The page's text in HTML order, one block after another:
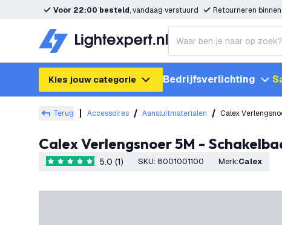
Voor 22:00 besteld, vandaag verstuurd Retourneren binnen
Kies jouw categorie Bedrijfsverlichting
Terug Accessoires Aansluitmaterialen
Calex Verlengsnoer 5M -
5 score sterren5.0 (1) SKU: 8001001100 Merk: Calex